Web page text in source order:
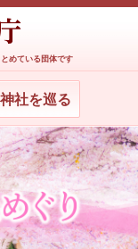
めている団体です
神社を巡る